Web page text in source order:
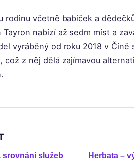
rodinu včetně babiček a
Tayron nabízí až sedm míst a
vyráběný od roku 2018 v
z něj dělá zajímavou
srovnání služeb
Herbata –